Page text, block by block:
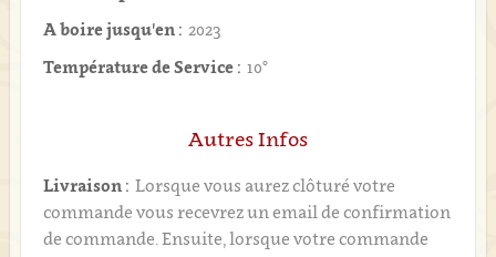
A boire jusqu'en : 2023
Température de Service : 10°
Autres Infos
Livraison : Lorsque vous aurez clôturé votre
commande vous recevrez un email de confirmation
de commande. Ensuite, lorsque votre commande